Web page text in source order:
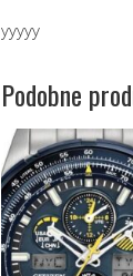
yyyyy
Podobne